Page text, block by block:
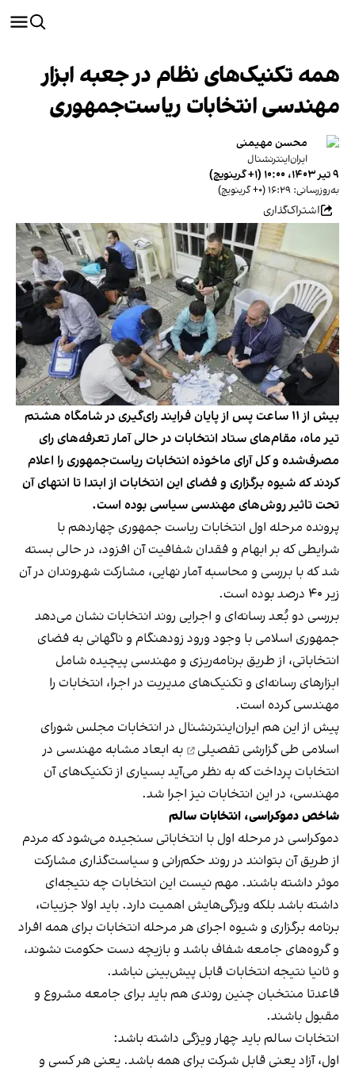
همه تکنیک‌های نظام در جعبه ابزار
مهندسی انتخابات ریاست‌جمهوری
محسن مهیمنی
ایران‌اینترنشنال
۹ تیر ۱۴۰۳، ۱۰:۰۰ (‎+۱ گرینویچ)
به‌روزرسانی: ۱۶:۲۹ (‎+۰ گرینویچ)
اشتراک‌گذاری
بیش از ۱۱ ساعت پس از پایان فرایند رای‌گیری در شامگاه هشتم
تیر ماه، مقام‌های ستاد انتخابات در حالی آمار تعرفه‌های رای
مصرف‌شده و کل آرای ماخوذه انتخابات ریاست‌جمهوری را اعلام
کردند که شیوه برگزاری و فضای این انتخابات از ابتدا تا انتهای آن
تحت تاثیر روش‌های مهندسی سیاسی بوده است.
پرونده مرحله اول انتخابات ریاست جمهوری چهاردهم با
شرایطی که بر ابهام و فقدان شفافیت آن افزود، در حالی بسته
شد که با بررسی و محاسبه آمار نهایی، مشارکت شهروندان در آن
زیر ۴۰ درصد بوده است
.
بررسی دو بُعد رسانه‌ای و اجرایی روند انتخابات نشان می‌دهد
جمهوری اسلامی با وجود ورود زودهنگام و ناگهانی به فضای
انتخاباتی، از طریق برنامه‌ریزی و مهندسی پیچیده شامل
ابزارهای رسانه‌ای و تکنیک‌های مدیریت در اجرا، انتخابات را
مهندسی کرده است.
پیش از این هم ایران‌اینترنشنال در انتخابات مجلس شورای
اسلامی طی گزارشی تفصیلی
به ابعاد مشابه مهندسی در
انتخابات پرداخت که به نظر می‌آید بسیاری از تکنیک‌های آن
مهندسی، در این انتخابات نیز اجرا شد.
شاخص دموکراسی، انتخابات سالم
دموکراسی در مرحله اول با انتخاباتی سنجیده می‌شود که مردم
از طریق آن بتوانند در روند حکم‌رانی و سیاست‌گذاری مشارکت
موثر داشته باشند. مهم نیست این انتخابات چه نتیجه‌ای
داشته باشد بلکه ویژگی‌هایش اهمیت دارد. باید اولا جزییات،
برنامه برگزاری و شیوه اجرای هر مرحله انتخابات برای همه افراد
و گروه‌های جامعه شفاف باشد و بازیچه دست حکومت نشوند،
و ثانیا نتیجه‌ انتخابات قابل پیش‌بینی نباشد.
قاعدتا منتخبان چنین روندی هم باید برای جامعه مشروع و
مقبول باشند.
انتخابات سالم باید چهار ویژگی داشته باشد:
اول، آزاد یعنی قابل شرکت برای همه باشد. یعنی هر کسی و